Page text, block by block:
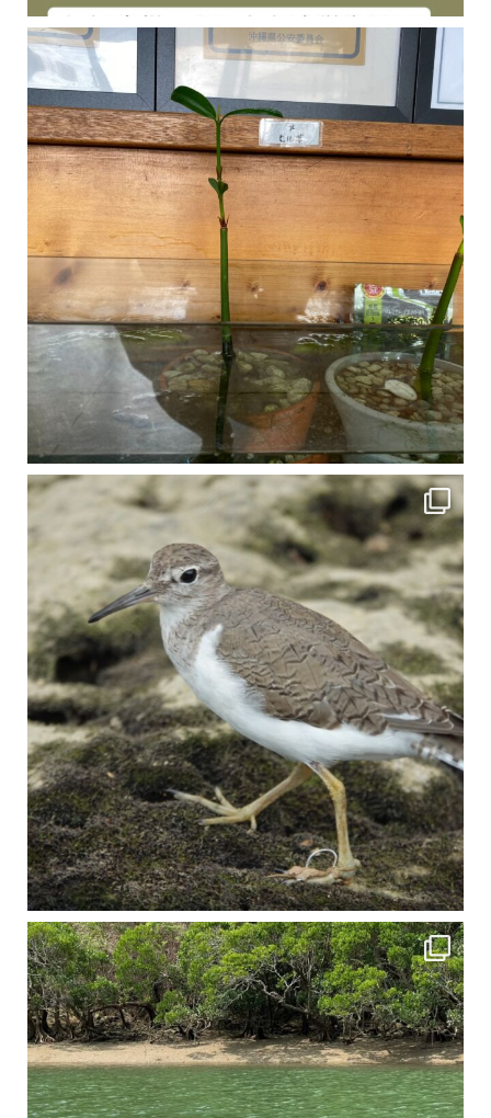
今年の1月にお店に植えたマングローブ(メヒルギ)の苗が成長してきました
マングロ
比謝川でよく見られる生き物 「イソシギ」の足に釣り針が(>_<) 比謝川は釣りが可
4月に入り、新人教育の為カヤックから落ちた際の救助の実技練習の風景です。 一人前の